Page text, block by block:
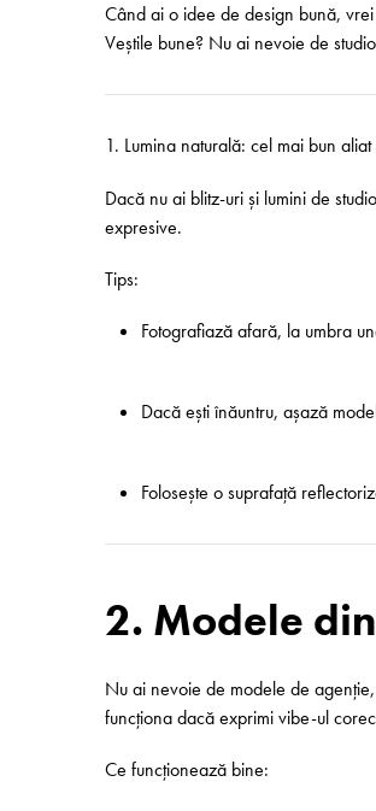
Când ai o idee de design bună,
Veștile bune? Nu ai nevoie de
1. Lumina naturală: cel mai bun
Dacă nu ai blitz-uri și lumini de
expresive.
Tips:
Fotografiază afară, la umbra
Dacă ești înăuntru, așază
Folosește o suprafață
2. Modele
Nu ai nevoie de modele de
funcționa dacă exprimi vibe-ul
Ce funcționează bine: